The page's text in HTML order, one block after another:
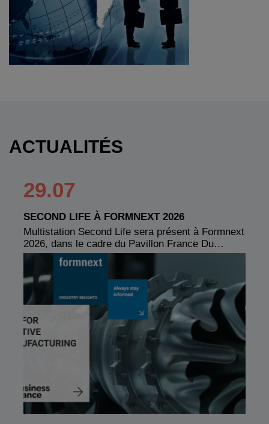
ACTUALITÉS
29.07
SECOND LIFE À FORMNEXT 2026
Multistation Second Life sera présent à Formnext
2026, dans le cadre du Pavillon France Du…